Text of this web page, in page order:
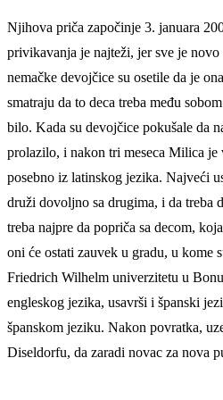
Njihova priča započinje 3. januara
privikavanja je najteži, jer sve je
nemačke devojčice su osetile da je
smatraju da to deca treba među
bilo. Kada su devojčice pokušale da
prolazilo, i nakon tri meseca Milica je
posebno iz latinskog jezika. Najveći
druži dovoljno sa drugima, i da treba
treba najpre da popriča sa decom,
oni će ostati zauvek u gradu, u kome
Friedrich Wilhelm univerzitetu u
engleskog jezika, usavrši i španski
španskom jeziku. Nakon povratka,
Diseldorfu, da zaradi novac za nova